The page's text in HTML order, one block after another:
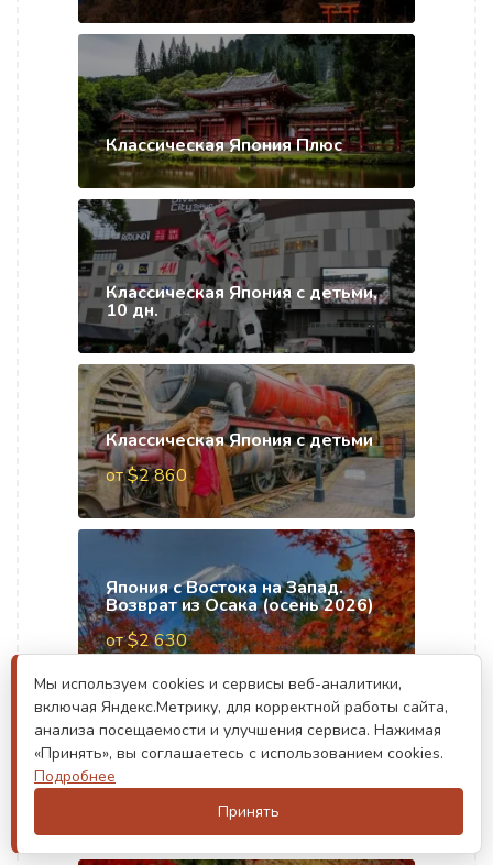
Классическая Япония Плюс
Классическая Япония с детьми,
10 дн.
Классическая Япония с детьми
от $2 860
Япония с Востока на Запад.
Возврат из Осака (осень 2026)
от $2 630
Япония с Востока на Запад
(осень 2026)
Мы используем cookies и сервисы веб-аналитики,
включая Яндекс.Метрику, для корректной работы сайта,
анализа посещаемости и улучшения сервиса. Нажимая
«Принять», вы соглашаетесь с использованием cookies.
Подробнее
Принять